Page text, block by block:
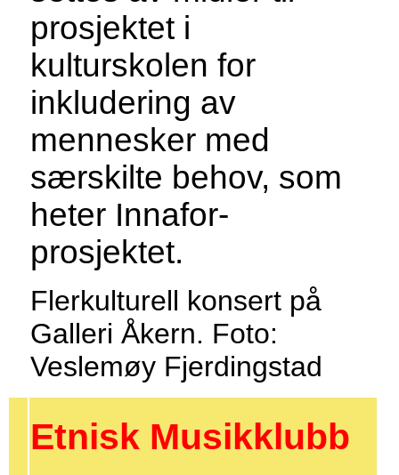
prosjektet i
kulturskolen for
inkludering av
mennesker med
særskilte behov, som
heter Innafor-
prosjektet.
Flerkulturell konsert på
Galleri Åkern. Foto:
Veslemøy Fjerdingstad
Etnisk Musikklubb